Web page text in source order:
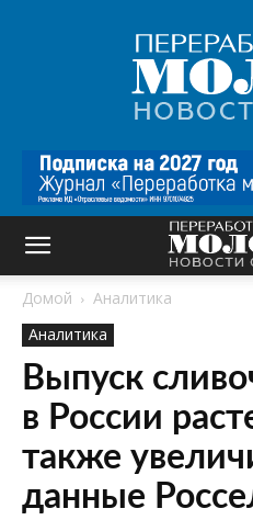
Домой
Аналитика
Аналитика
Выпуск
в России
также
данные